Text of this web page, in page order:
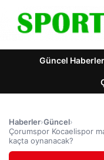
Güncel Haberler
Haberler›Güncel›
Çorumspor Kocaelispor
kaçta oynanacak?